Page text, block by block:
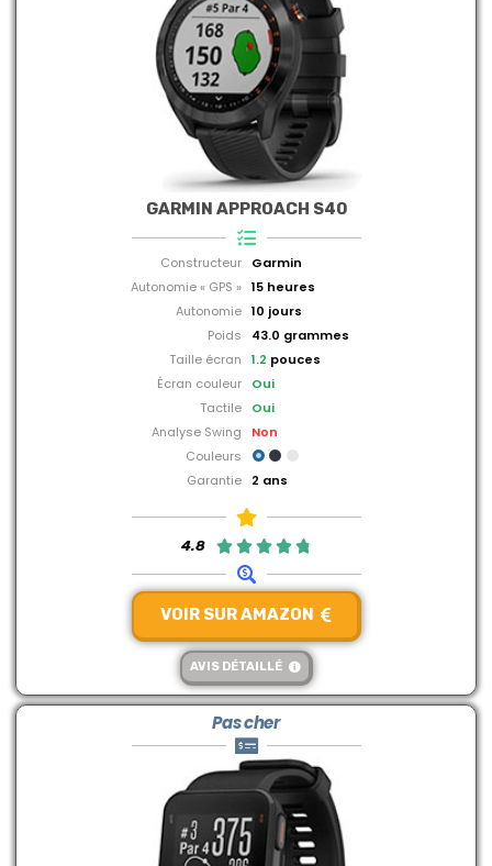
GARMIN APPROACH S40
Constructeur
Autonomie « GPS »
Autonomie
Poids
Taille écran
Écran couleur
Tactile
Analyse Swing
Couleurs
Garantie
Garmin
15 heures
10 jours
43.0 grammes
1.2 pouces
Oui
Oui
Non
2 ans
4.8     
VOIR SUR AMAZON
AVIS DÉTAILLÉ
Pas cher